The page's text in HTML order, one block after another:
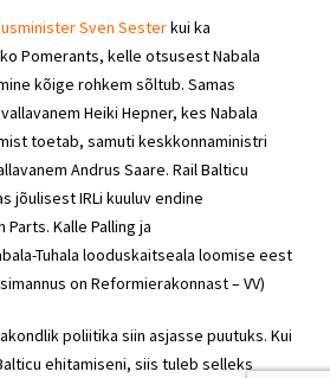
Sven Sesterkui ka
Pomerants, kelle otsusest Nabala
kõige rohkem sõltub. Samas
Heiki Hepner, kes Nabala
toetab, samuti keskkonnaministri
Andrus Saare. Rail Balticu
jõulisest IRLi kuuluv endine
Kalle Palling ja
Tuhala looduskaitseala loomise eest
on Reformierakonnast – VV)
poliitika siin asjasse puutuks. Kui
ehitamiseni, siis tuleb selleks